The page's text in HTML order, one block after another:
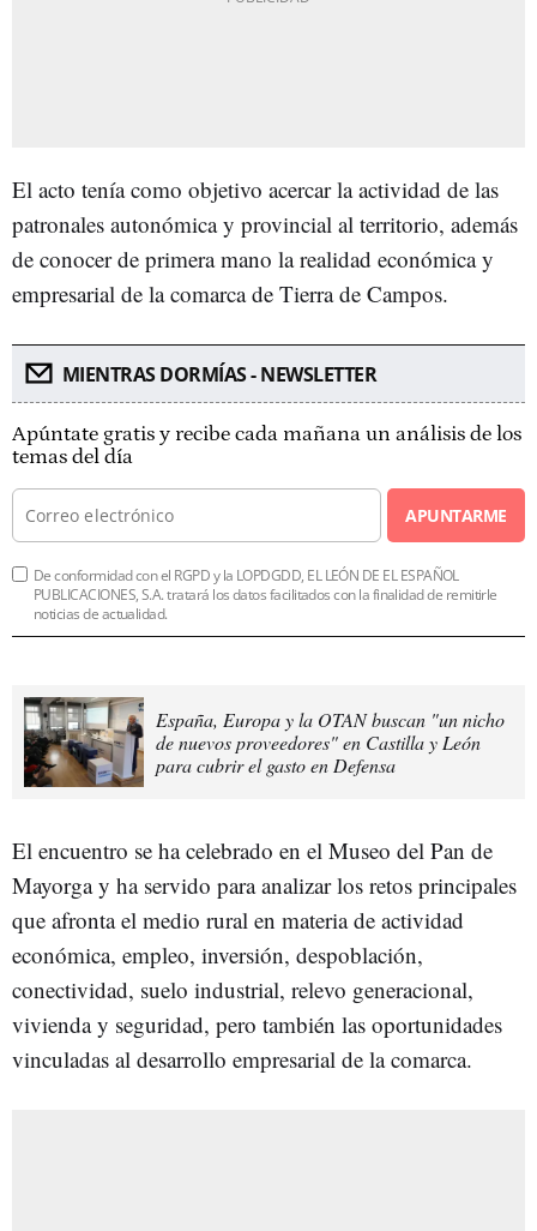
El acto tenía como objetivo acercar la actividad de las
patronales autonómica y provincial al territorio, además
de conocer de primera mano la realidad económica y
empresarial de la comarca de Tierra de Campos.
MIENTRAS DORMÍAS - NEWSLETTER
Apúntate gratis y recibe cada mañana un análisis de los
temas del día
APUNTARME
De conformidad con el RGPD y la LOPDGDD, EL LEÓN DE EL ESPAÑOL
PUBLICACIONES, S.A. tratará los datos facilitados con la finalidad de remitirle
noticias de actualidad.
España, Europa y la OTAN buscan "un nicho
de nuevos proveedores" en Castilla y León
para cubrir el gasto en Defensa
El encuentro se ha celebrado en el Museo del Pan de
Mayorga y ha servido para analizar los retos principales
que afronta el medio rural en materia de actividad
económica, empleo, inversión, despoblación,
conectividad, suelo industrial, relevo generacional,
vivienda y seguridad, pero también las oportunidades
vinculadas al desarrollo empresarial de la comarca.